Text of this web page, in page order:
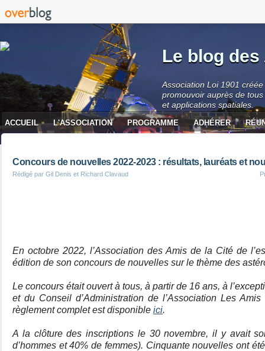
Le blog
Association Loi 1901
promouvoir auprès de
et applications spatiales.
ACCUEIL L'ASSOCIATION PROGRAMME ADHÉRER
Concours de nouvelles 2022-2023 : résultats, lauréats et
Rédigé par Gil Denis et Richard Clavaud
En octobre 2022, l’Association des Amis de la Cité de
édition de son concours de nouvelles sur le thème des
Le concours était ouvert à tous, à partir de 16 ans, à
et du Conseil d’Administration de l’Association Les
règlement complet est disponible ici.
A la clôture des inscriptions le 30 novembre, il y avait
d’hommes et 40% de femmes). Cinquante nouvelles ont